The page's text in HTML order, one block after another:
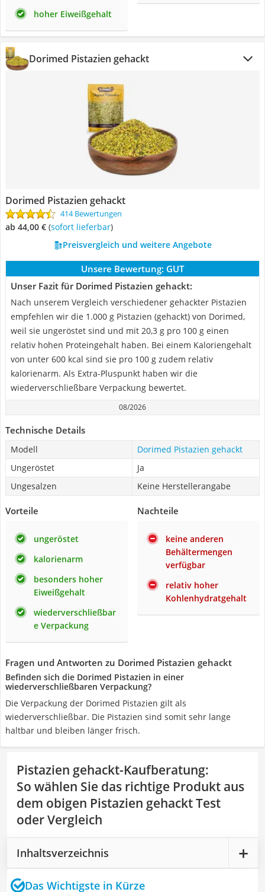
hoher Eiweißgehalt
Dorimed Pistazien gehackt
Dorimed Pistazien gehackt
414 Bewertungen
ab 44,00 € ( Sofort lieferbar)
Preisvergleich und weitere Angebote
Unsere Bewertung: GUT
Unser Fazit für Dorimed Pistazien gehackt:
Nach unserem Vergleich verschiedener gehackter Pistazien
empfehlen wir die 1.000 g Pistazien (gehackt) von Dorimed,
weil sie ungeröstet sind und mit 20,3 g pro 100 g einen
relativ hohen Proteingehalt haben. Bei einem Kaloriengehalt
von unter 600 kcal sind sie pro 100 g zudem relativ
kalorienarm. Als Extra-Pluspunkt haben wir die
wiederverschließbare Verpackung bewertet.
08/2026
Technische Details
Modell
Dorimed Pistazien gehackt
Ungeröstet
Ja
Ungesalzen
Keine Herstellerangabe
Vorteile
ungeröstet
kalorienarm
besonders hoher
Eiweißgehalt
wiederverschließbar
e Verpackung
Nachteile
keine anderen
Behältermengen
verfügbar
relativ hoher
Kohlenhydratgehalt
Fragen und Antworten zu Dorimed Pistazien gehackt
Befinden sich die Dorimed Pistazien in einer
wiederverschließbaren Verpackung?
Die Verpackung der Dorimed Pistazien gilt als
wiederverschließbar. Die Pistazien sind somit sehr lange
haltbar und bleiben länger frisch.
Pistazien gehackt-Kaufberatung:
So wählen Sie das richtige Produkt aus
dem obigen Pistazien gehackt Test
oder Vergleich
Inhaltsverzeichnis
Das Wichtigste in Kürze